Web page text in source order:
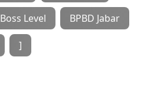
Boss Level BPBD Jabar
]